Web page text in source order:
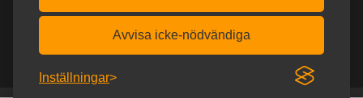
Avvisa icke-nödvändiga
Inställningar